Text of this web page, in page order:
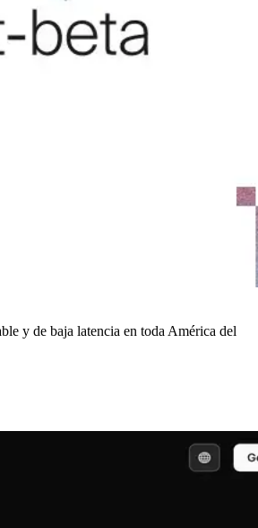
y de baja latencia en toda América del